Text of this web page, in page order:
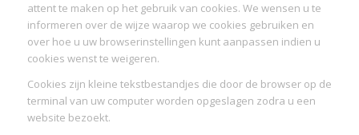
attent te maken op het gebruik van cookies. We wensen u te
informeren over de wijze waarop we cookies gebruiken en
over hoe u uw browserinstellingen kunt aanpassen indien u
cookies wenst te weigeren.
Cookies zijn kleine tekstbestandjes die door de browser op de
terminal van uw computer worden opgeslagen zodra u een
website bezoekt.